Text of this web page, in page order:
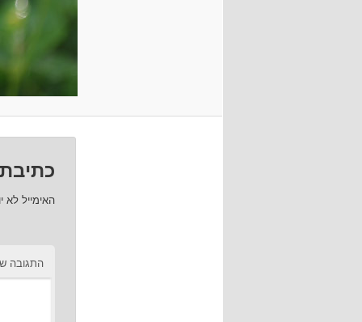
האימייל לא
התגובה